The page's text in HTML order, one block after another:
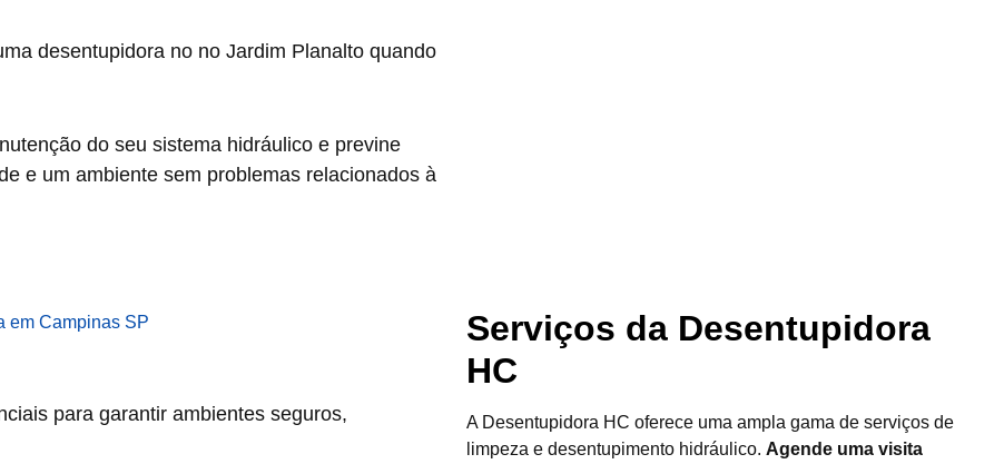
desentupidora no no Jardim Planalto quando
do seu sistema hidráulico e previne
e um ambiente sem problemas relacionados à
para garantir ambientes seguros,
Serviços da Desentupidora
HC
A Desentupidora HC oferece uma ampla gama de serviços de
limpeza e desentupimento hidráulico. Agende uma visita